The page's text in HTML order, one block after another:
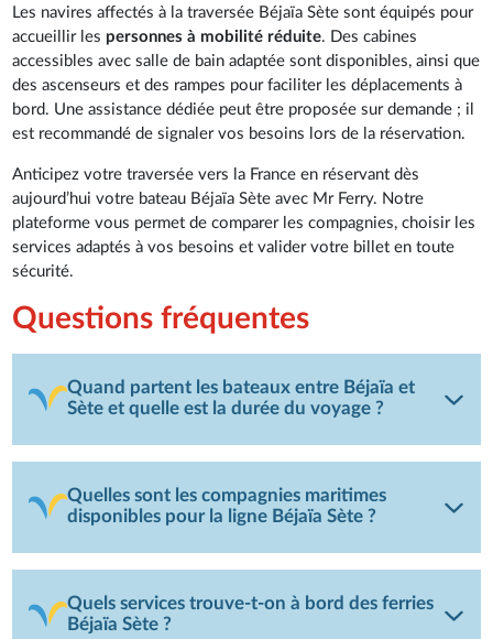
Les navires affectés à la traversée Béjaïa Sète sont équipés pour
accueillir les personnes à mobilité réduite. Des cabines
accessibles avec salle de bain adaptée sont disponibles, ainsi que
des ascenseurs et des rampes pour faciliter les déplacements à
bord. Une assistance dédiée peut être proposée sur demande ; il
est recommandé de signaler vos besoins lors de la réservation.
Anticipez votre traversée vers la France en réservant dès
aujourd’hui votre bateau Béjaïa Sète avec Mr Ferry. Notre
plateforme vous permet de comparer les compagnies, choisir les
services adaptés à vos besoins et valider votre billet en toute
sécurité.
Questions fréquentes
Quand partent les bateaux entre Béjaïa et
Sète et quelle est la durée du voyage ?
Quelles sont les compagnies maritimes
disponibles pour la ligne Béjaïa Sète ?
Quels services trouve-t-on à bord des ferries
Béjaïa Sète ?